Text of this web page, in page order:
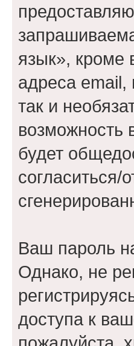
язык», кроме
адреса
так и
возможность
будет
согласиться/
Ваш пароль
Однако, не
доступа к